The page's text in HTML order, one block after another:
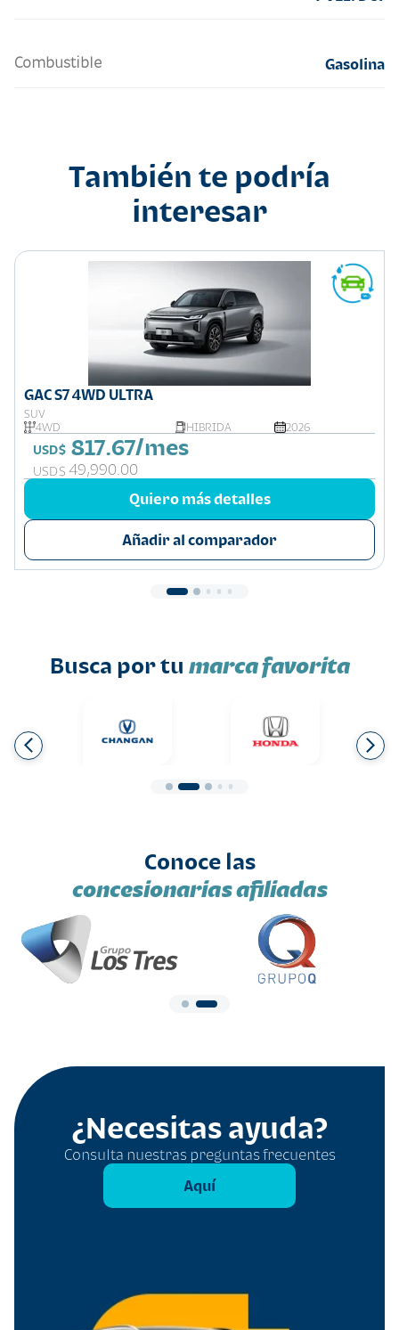
Combustible Gasolina
También te podría
interesar
GAC S7 4WD ULTRA
SUV
4WD
HIBRIDA 2026
USD$ 817.67/mes
USD$ 49,990.00
Quiero más detalles
Añadir al comparador
Busca por tu marca favorita
Conoce las
concesionarias afiliadas
¿Necesitas ayuda?
Consulta nuestras preguntas frecuentes
Aquí